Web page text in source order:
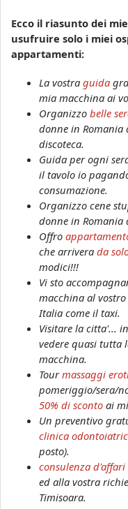
Ecco il riasunto dei
usufruire solo i miei
appartamenti:
La vostra guida
mia macchina ai
Organizzo belle
donne in Romania
discoteca.
Guida per ogni
il tavolo io
consumazione.
Organizzo cene
donne in Romania
Offro
che arrivera da
modici!!!
Vi sto
macchina al
Italia come il taxi.
Visitare la citta'...
vedere quasi tutta
macchina.
Tourmassaggi
pomeriggio/sera/
50% di sconto ai
Un preventivo
clinica
posto).
consulenza d'affari
ed alla vostra
Timisoara.